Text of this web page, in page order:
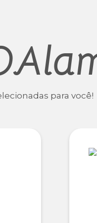
para você!